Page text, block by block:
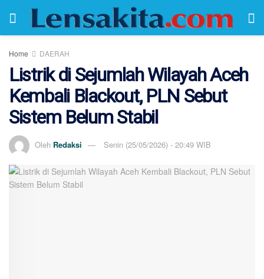
Home DAERAH
Listrik di Sejumlah Wilayah Aceh
Kembali Blackout, PLN Sebut
Sistem Belum Stabil
Oleh Redaksi Senin (25/05/2026) - 20:49 WIB